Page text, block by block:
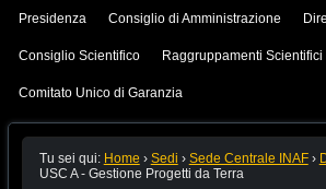
Presidenza Consiglio di Amministrazione
Consiglio Scientifico Raggruppamenti
Comitato Unico di Garanzia
Tu sei qui: Home › Sedi › Sede Centrale INAF ›
USC A - Gestione Progetti da Terra